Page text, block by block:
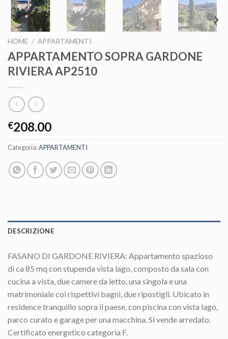
HOME / APPARTAMENTI
APPARTAMENTO SOPRA GARDONE
RIVIERA AP2510
€208.00
Categoria:APPARTAMENTI
DESCRIZIONE
FASANO DI GARDONE RIVIERA: Appartamento spazioso
di ca 85 mq con stupenda vista lago, composto da sala con
cucina a vista, due camere da letto, una singola e una
matrimoniale coi rispettivi bagni, due ripostigli. Ubicato in
residence tranquillo sopra il paese, con piscina con vista lago,
parco curato e garage per una macchina. Si vende arredato.
Certificato energetico categoria F.